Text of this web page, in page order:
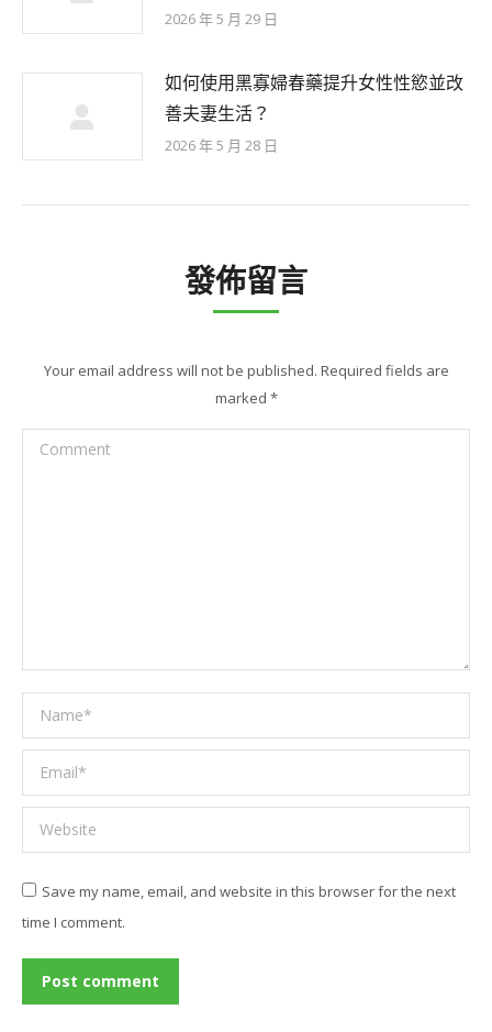
2026 年 5 月 29 日
如何使用黑寡婦春藥提升女性性慾並改
善夫妻生活？
2026 年 5 月 28 日
發佈留言
Your email address will not be published. Required fields are
marked *
Comment
Name *
Email *
Website
Save my name, email, and website in this browser for the next
time I comment.
Post comment